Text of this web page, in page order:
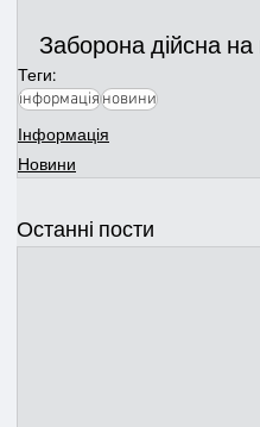
Заборона дійсна на
Теги:
інформаціяновини
Інформація
Новини
Останні пости